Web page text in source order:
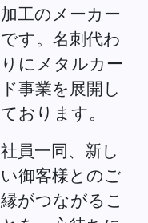
加工のメーカー
です。名刺代わ
りにメタルカー
ド事業を展開し
ております。
社員一同、新し
い御客様とのご
縁がつながるこ